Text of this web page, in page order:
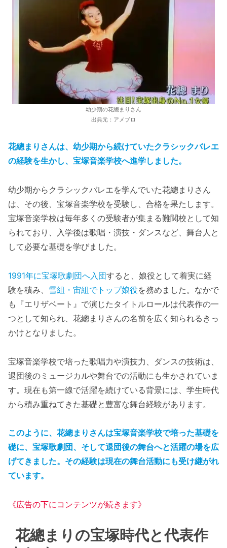
幼少期の花總まりさん
出典元：アメブロ
花總まりさんは、幼少期から続けていたクラシックバレエ
の経験を生かし、宝塚音楽学校へ進学しました。
幼少期からクラシックバレエを学んでいた花總まりさん
は、その後、宝塚音楽学校を受験し、合格を果たします。
宝塚音楽学校は毎年多くの受験者が集まる難関校として知
られており、入学後は歌唱・演技・ダンスなど、舞台人と
して必要な基礎を学びました。
1991年に宝塚歌劇団へ入団すると、娘役として着実に経
験を積み、 雪組・宙組でトップ娘役を務めました。なかで
も『エリザベート』で演じたタイトルロールは代表作の一
つとして知られ、花總まりさんの名前を広く知られるきっ
かけとなりました。
宝塚音楽学校で培った歌唱力や演技力、ダンスの技術は、
退団後のミュージカルや舞台での活動にも生かされていま
す。現在も第一線で活躍を続けている背景には、学生時代
から積み重ねてきた基礎と豊富な舞台経験があります。
このように、花總まりさんは宝塚音楽学校で培った基礎を
礎に、宝塚歌劇団、そして退団後の舞台へと活躍の場を広
げてきました。その経験は現在の舞台活動にも受け継がれ
ています。
《広告の下にコンテンツが続きます》
花總まりの宝塚時代と代表作